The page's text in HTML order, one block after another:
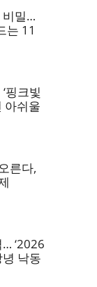
비밀…
는 11
핑크빛
아쉬울
른다,
‘2026
낙동